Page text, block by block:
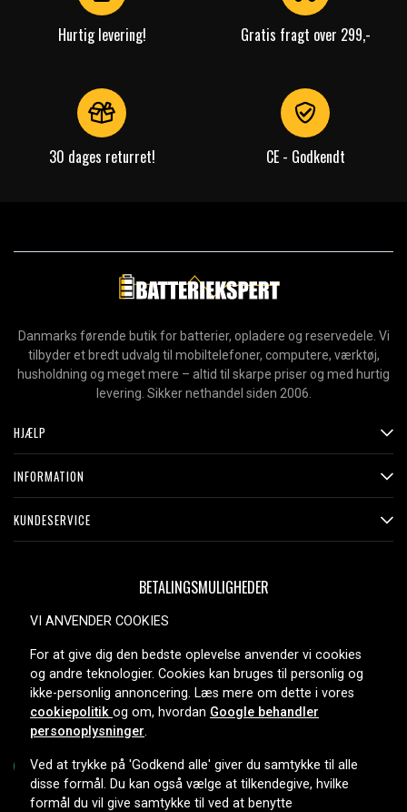
Hurtig levering! Gratis fragt over 299,-
30 dages returret! CE - Godkendt
Danmarks førende butik for batterier, opladere og reservedele. Vi
tilbyder et bredt udvalg til mobiltelefoner, computere, værktøj,
husholdning og meget mere – altid til skarpe priser og med hurtig
levering. Sikker nethandel siden 2006.
HJÆLP
INFORMATION
KUNDESERVICE
BETALINGSMULIGHEDER
LEVERINGSMULIGHEDER
VI ANVENDER COOKIES
For at give dig den bedste oplevelse anvender vi cookies
og andre teknologier. Cookies kan bruges til personlig og
ikke-personlig annoncering. Læs mere om dette i vores
cookiepolitik og om, hvordan Google behandler
personoplysninger.
Ved at trykke på 'Godkend alle' giver du samtykke til alle
disse formål. Du kan også vælge at tilkendegive, hvilke
formål du vil give samtykke til ved at benytte